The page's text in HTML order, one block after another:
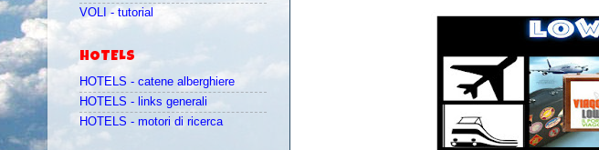
VOLI - tutorial
HOTELS
HOTELS - catene alberghiere
HOTELS - links generali
HOTELS - motori di ricerca